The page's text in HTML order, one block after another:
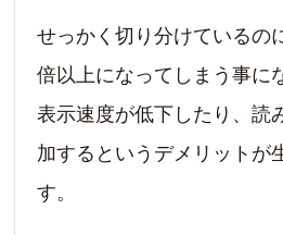
せっかく切り分けているの
倍以上になってしまう事に
表示速度が低下したり、読
加するというデメリットが
す。